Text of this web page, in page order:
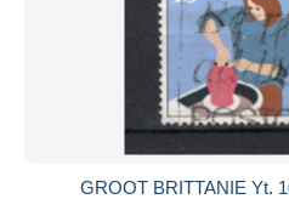
GROOT BRITTANIE Yt.